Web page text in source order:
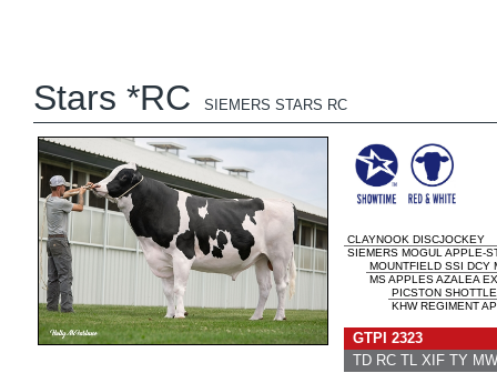
Stars *RC SIEMERS STARS RC
CLAYNOOK DISCJOCKEY
SIEMERS MOGUL APPLE-
MOUNTFIELD SSI DCY
MS APPLES AZALEA
PICSTON SHOTTLE
KHW REGIMENT
GTPI 2323
TD RC TL XIF TY